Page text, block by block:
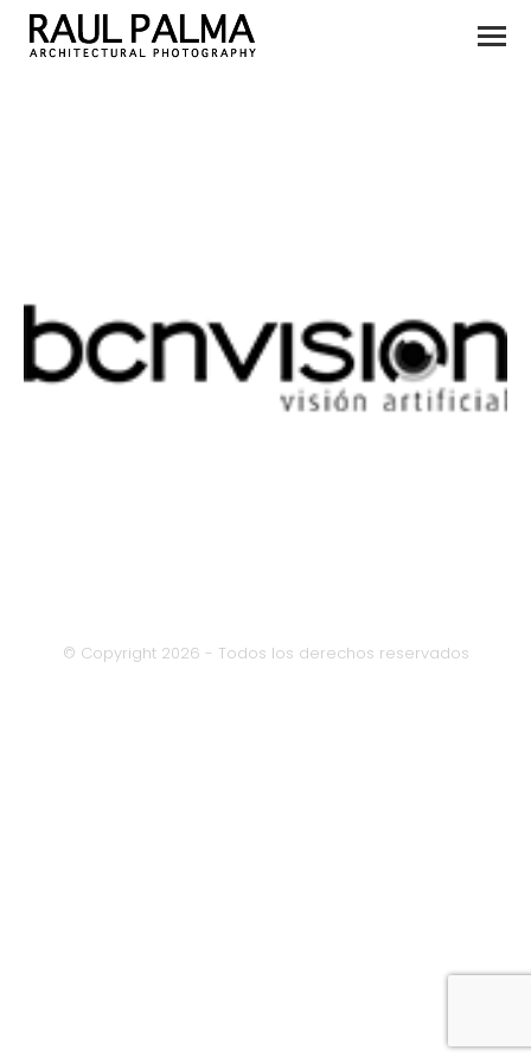
© Copyright 2026 - Todos los derechos reservados